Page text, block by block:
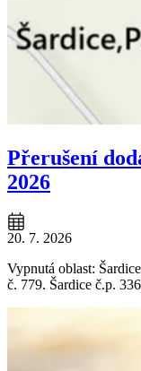
Přerušení
2026
20. 7. 2026
Vypnutá oblast:
č. 779. Šardice č.p.